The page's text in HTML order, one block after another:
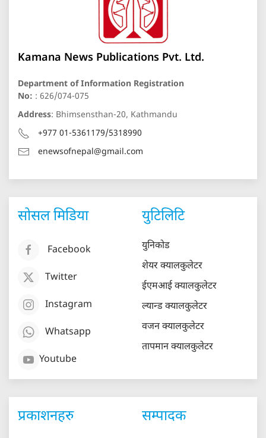
Kamana News Publications Pvt. Ltd.
Department of Information Registration
No: : 626/074-075
Address: Bhimsensthan-20, Kathmandu
+977 01-5361179/5318990
enewsofnepal@gmail.com
सोसल मिडिया
Facebook
Twitter
Instagram
Whatsapp
Youtube
युटिलिटि
युनिकोड
शेयर क्यालकुलेटर
ईएमआई क्यालकुलेटर
ल्यान्ड क्यालकुलेटर
वजन क्यालकुलेटर
तापमान क्यालकुलेटर
प्रकाशनहरु सम्पादक